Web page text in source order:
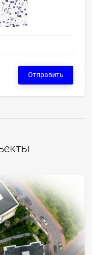
Отправить